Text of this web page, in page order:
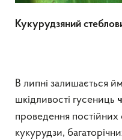
Кукурудзяний
В липні залишається
шкідливості гусениць
проведення
кукурудзи,